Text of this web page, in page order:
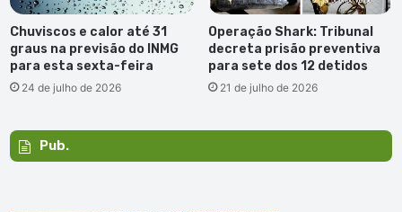
Chuviscos e calor até 31
graus na previsão do INMG
para esta sexta-feira
24 de julho de 2026
Operação Shark: Tribunal
decreta prisão preventiva
para sete dos 12 detidos
21 de julho de 2026
Pub.